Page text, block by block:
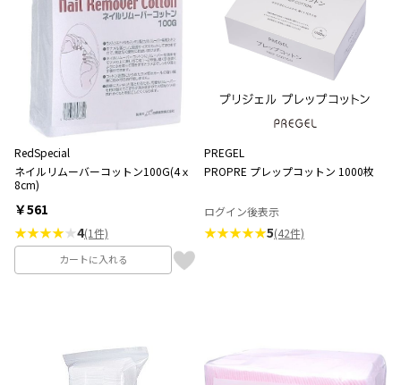
RedSpecial
ネイルリムーバーコットン100G(4ｘ
8cm)
￥561
★★★★★4(1件)
カートに入れる
PREGEL
PROPRE プレップコットン 1000枚
ログイン後表示
★★★★★5(42件)